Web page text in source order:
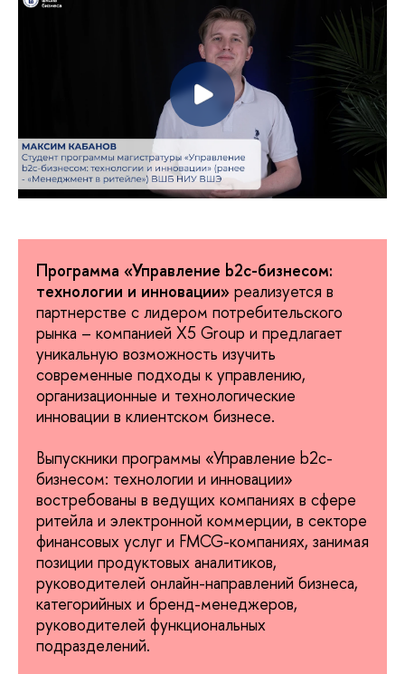
Программа «Управление b2c-бизнесом:
технологии и инновации» реализуется в
партнерстве с лидером потребительского
рынка – компанией X5 Group и предлагает
уникальную возможность изучить
современные подходы к управлению,
организационные и технологические
инновации в клиентском бизнесе.
Выпускники программы «Управление b2c-
бизнесом: технологии и инновации»
востребованы в ведущих компаниях в сфере
ритейла и электронной коммерции, в секторе
финансовых услуг и FMCG-компаниях, занимая
позиции продуктовых аналитиков,
руководителей онлайн-направлений бизнеса,
категорийных и бренд-менеджеров,
руководителей функциональных
подразделений.